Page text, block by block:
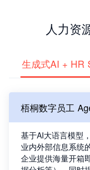
人力资
生成式AI + HR
梧桐数字员工
基于AI大语言模型
业内外部信息系统
企业提供海量开箱